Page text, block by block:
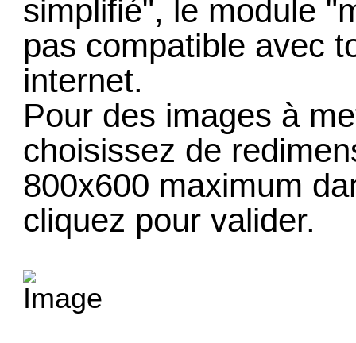
simplifié", le module
pas compatible avec
internet.
Pour des images à
choisissez de
800x600 maximum
cliquez pour valider.